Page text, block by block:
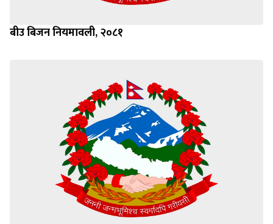
बीउ बिजन नियमावली, २०८१